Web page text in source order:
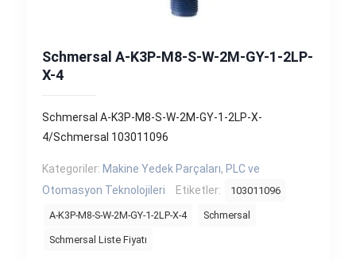
Schmersal A-K3P-M8-S-W-2M-GY-1-2LP-
X-4
Schmersal A-K3P-M8-S-W-2M-GY-1-2LP-X-
4/Schmersal 103011096
Kategoriler: Makine Yedek Parçaları, PLC ve
Otomasyon Teknolojileri
Etiketler: 103011096
A-K3P-M8-S-W-2M-GY-1-2LP-X-4 Schmersal
Schmersal Liste Fiyatı